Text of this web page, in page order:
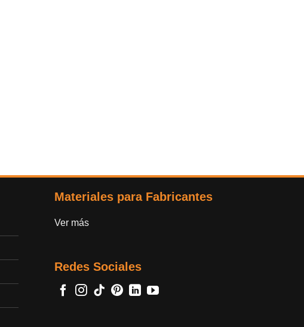
Materiales para Fabricantes
Ver más
Redes Sociales